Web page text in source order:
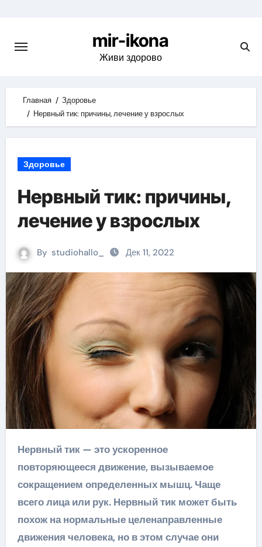
content
mir-ikona
Живи здорово
Главная
Здоровье
Нервный тик: причины, лечение у взрослых
Здоровье
Нервный тик: причины,
лечение у взрослых
By studiohallo_ Дек 11, 2022
Нервный тик — это ускоренное
повторяющееся движение, вызываемое
сокращением определенных мышц. Чаще
всего лица или рук. Нервный тик может быть
похож на нормальные целенаправленные
движения человека, но в этом случае они